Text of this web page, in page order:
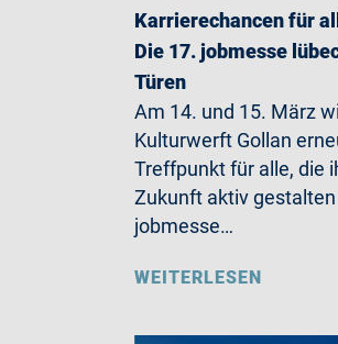
Karrierechancen für
Die 17. jobmesse
Türen
Am 14. und 15. März
Kulturwerft Gollan
Treffpunkt für alle, die
Zukunft aktiv
jobmesse…
WEITERLESEN